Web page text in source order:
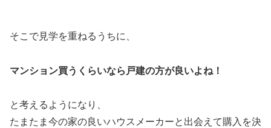
そこで見学を重ねるうちに、
マンション買うくらいなら戸建の方が良いよね！
と考えるようになり、
たまたま今の家の良いハウスメーカーと出会えて購入を決